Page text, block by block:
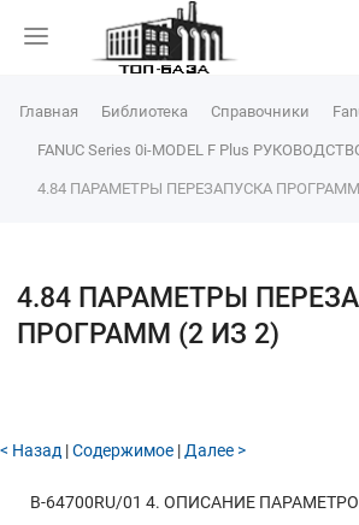
Главная Библиотека Справочники
FANUC Series 0i-MODEL F Plus
4.84 ПАРАМЕТРЫ ПЕРЕЗАПУСКА ПРОГРАММ
4.84 ПАРАМЕТРЫ
ПРОГРАММ (2 ИЗ 2)
< Назад |Содержимое | Далее >
B-64700RU/014. ОПИСАНИЕ